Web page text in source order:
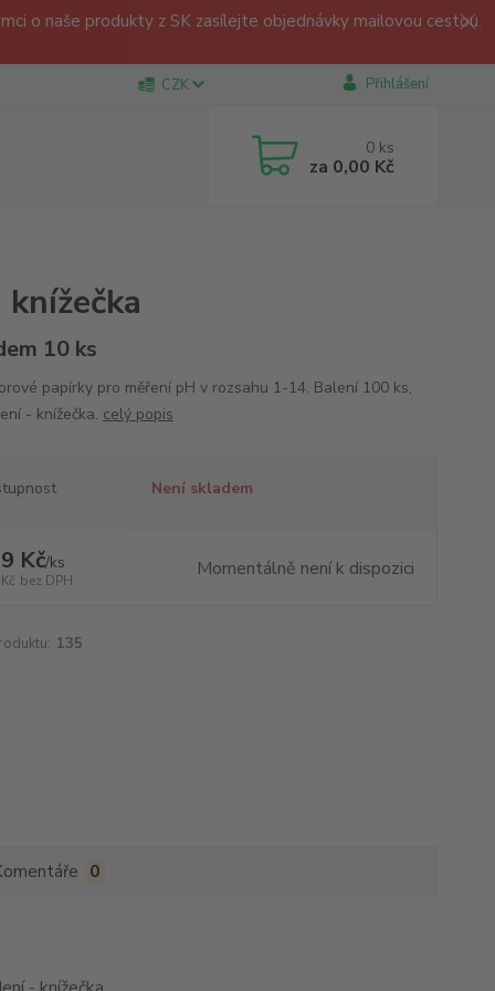
o naše produkty z SK zasílejte objednávky mailovou cestou.
CZK Přihlášení
0 ks
za 0,00 Kč
10 ks
papírky pro měření pH v rozsahu 1-14. Balení 100 ks,
- knížečka. celý popis
Není skladem
Kč/ks
bez DPH Momentálně není k dispozici
135
0